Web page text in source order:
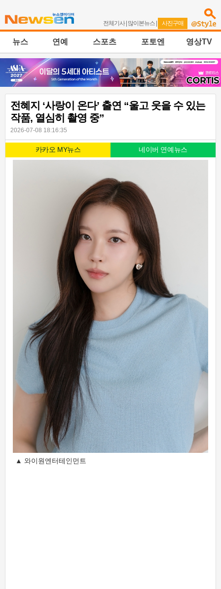
전체기사| 많이본뉴스 | 사진구매
뉴스 연예 스포츠 포토엔 영상TV
전혜지 ‘사랑이 온다’ 출연 “울고 웃을 수 있는
작품, 열심히 촬영 중”
2026-07-08 18:16:35
카카오 MY뉴스 네이버 연예뉴스
▲ 와이원엔터테인먼트